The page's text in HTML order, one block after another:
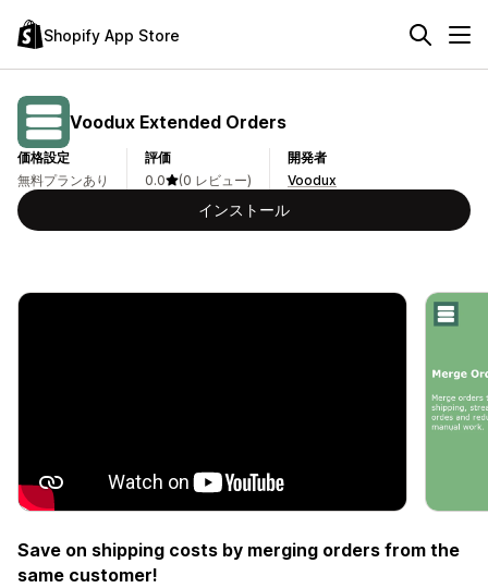
Shopify App Store
Voodux Extended Orders
価格設定
無料プランあり
評価
0.0
(0 レビュー)
開発者
Voodux
インストール
Save on shipping costs by merging orders from the
same customer!